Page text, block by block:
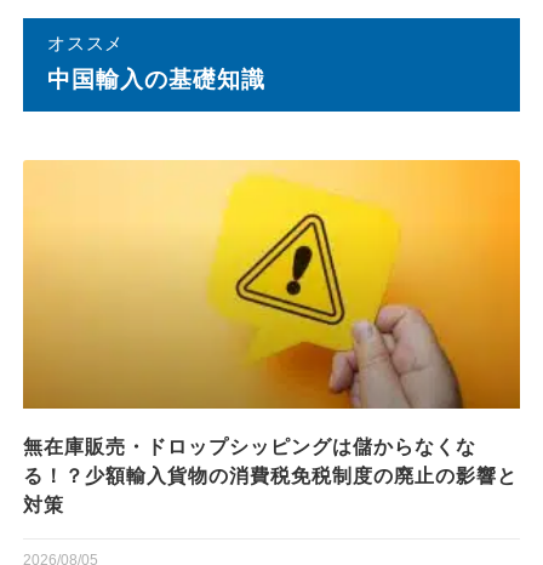
オススメ
中国輸⼊の基礎知識
無在庫販売・ドロップシッピングは儲からなくな
る！？少額輸入貨物の消費税免税制度の廃止の影響と
対策
2026/08/05